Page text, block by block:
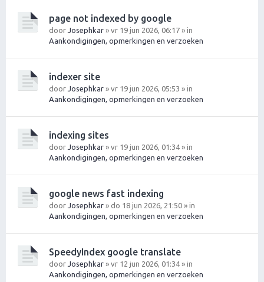
page not indexed by google
door Josephkar » vr 19 jun 2026, 06:17 » in
Aankondigingen, opmerkingen en verzoeken
indexer site
door Josephkar » vr 19 jun 2026, 05:53 » in
Aankondigingen, opmerkingen en verzoeken
indexing sites
door Josephkar » vr 19 jun 2026, 01:34 » in
Aankondigingen, opmerkingen en verzoeken
google news fast indexing
door Josephkar » do 18 jun 2026, 21:50 » in
Aankondigingen, opmerkingen en verzoeken
SpeedyIndex google translate
door Josephkar » vr 12 jun 2026, 01:34 » in
Aankondigingen, opmerkingen en verzoeken